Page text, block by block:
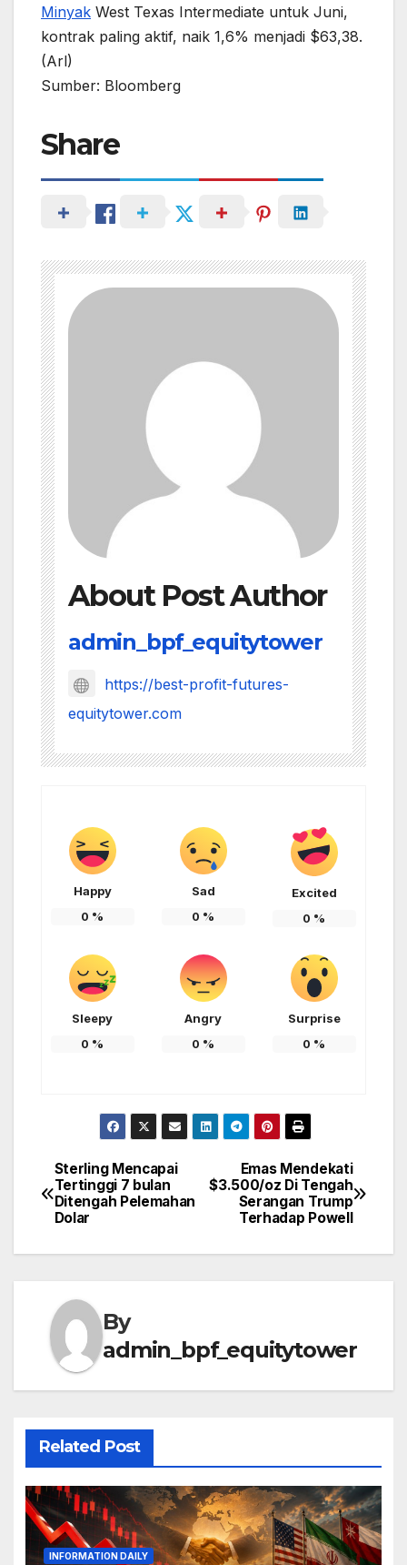
Minyak West Texas Intermediate untuk Juni,
kontrak paling aktif, naik 1,6% menjadi $63,38.
(Arl)
Sumber: Bloomberg
Share
About Post Author
admin_bpf_equitytower
https://best-profit-futures-
equitytower.com
Happy
0 %
Sad
0 %
Excited
0 %
Sleepy
0 %
Angry
0 %
Surprise
0 %
Post
navigation
Emas Mendekati
$3.500/oz Di Tengah
Serangan Trump
Terhadap Powell
Sterling Mencapai
Tertinggi 7 bulan
Ditengah Pelemahan
Dolar
By
admin_bpf_equitytower
Related Post
INFORMATION DAILY